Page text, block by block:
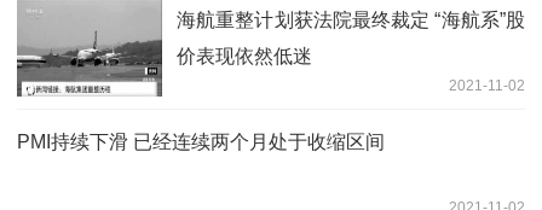
海航重整计划获法院最终裁定 “海航系”股
价表现依然低迷
2021-11-02
PMI持续下滑 已经连续两个月处于收缩区间